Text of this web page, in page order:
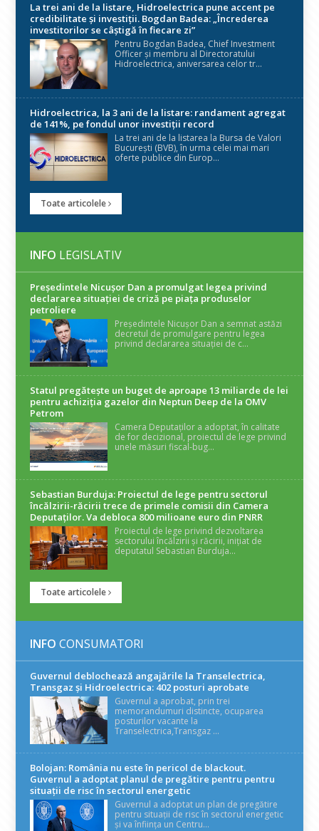
La trei ani de la listare, Hidroelectrica pune accent pe
credibilitate și investiții. Bogdan Badea: „Încrederea
investitorilor se câștigă în fiecare zi”
Pentru Bogdan Badea, Chief Investment
Officer și membru al Directoratului
Hidroelectrica, aniversarea celor tr...
Hidroelectrica, la 3 ani de la listare: randament agregat
de 141%, pe fondul unor investiții record
La trei ani de la listarea la Bursa de Valori
București (BVB), în urma celei mai mari
oferte publice din Europ...
Toate articolele
INFO LEGISLATIV
Președintele Nicuşor Dan a promulgat legea privind
declararea situaţiei de criză pe piaţa produselor
petroliere
Președintele Nicușor Dan a semnat astăzi
decretul de promulgare pentru legea
privind declararea situației de c...
Statul pregătește un buget de aproape 13 miliarde de lei
pentru achiziția gazelor din Neptun Deep de la OMV
Petrom
Camera Deputaților a adoptat, în calitate
de for decizional, proiectul de lege privind
unele măsuri fiscal-bug...
Sebastian Burduja: Proiectul de lege pentru sectorul
încălzirii-răcirii trece de primele comisii din Camera
Deputaților. Va debloca 800 milioane euro din PNRR
Proiectul de lege privind dezvoltarea
sectorului încălzirii și răcirii, inițiat de
deputatul Sebastian Burduja...
Toate articolele
INFO CONSUMATORI
Guvernul deblochează angajările la Transelectrica,
Transgaz și Hidroelectrica: 402 posturi aprobate
Guvernul a aprobat, prin trei
memorandumuri distincte, ocuparea
posturilor vacante la
Transelectrica,Transgaz ...
Bolojan: România nu este în pericol de blackout.
Guvernul a adoptat planul de pregătire pentru pentru
situații de risc în sectorul energetic
Guvernul a adoptat un plan de pregătire
pentru situații de risc în sectorul energetic
și va înființa un Centru...